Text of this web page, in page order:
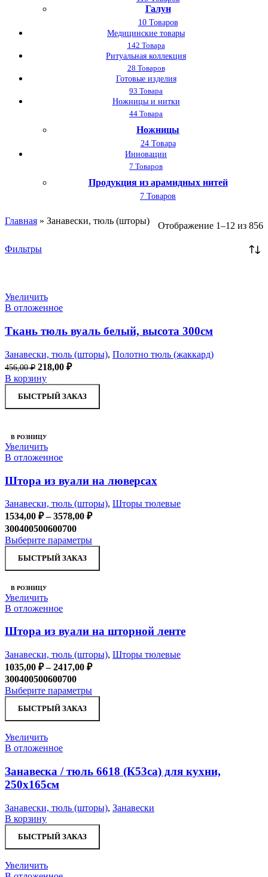
Галун
10 Товаров
Медицинские товары
142 Товара
Ритуальная коллекция
28 Товаров
Готовые изделия
93 Товара
Ножницы и нитки
44 Товара
Ножницы
24 Товара
Инновации
7 Товаров
Продукция из арамидных нитей
7 Товаров
Главная » Занавески, тюль (шторы) Отображение 1–12 из 856
Фильтры
Увеличить
В отложенное
Ткань тюль вуаль белый, высота 300см
Занавески, тюль (шторы), Полотно тюль (жаккард)
456,00₽ Первоначальная
цена
составляла
456,00 ₽.
218,00 ₽Текущая
218,00 ₽.
В корзину
БЫСТРЫЙ ЗАКАЗ
В РОЗНИЦУ
Увеличить
В отложенное
Штора из вуали на люверсах
Занавески, тюль (шторы), Шторы тюлевые
1534,00 ₽ – 3578,00 ₽Диапазон
1534,00 ₽
–
300400500600700
Выберите параметрыЭтот
товар
несколько
странице
БЫСТРЫЙ ЗАКАЗ
В РОЗНИЦУ
Увеличить
В отложенное
Штора из вуали на шторной ленте
Занавески, тюль (шторы), Шторы тюлевые
1035,00 ₽ – 2417,00 ₽Диапазон
1035,00 ₽
–
300400500600700
Выберите параметрыЭтот
несколько
выбрать
на
БЫСТРЫЙ ЗАКАЗ
Увеличить
В отложенное
Занавеска / тюль 6618 (К53cа) для кухни,
250х165см
Занавески, тюль (шторы), Занавески
В корзину
БЫСТРЫЙ ЗАКАЗ
Увеличить